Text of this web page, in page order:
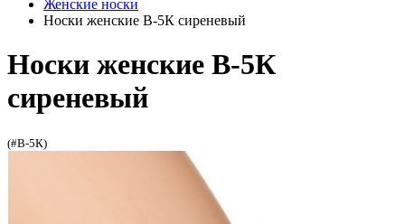
Женские носки
Носки женские В-5К сиреневый
Носки женские В-5К
сиреневый
(#В-5К)